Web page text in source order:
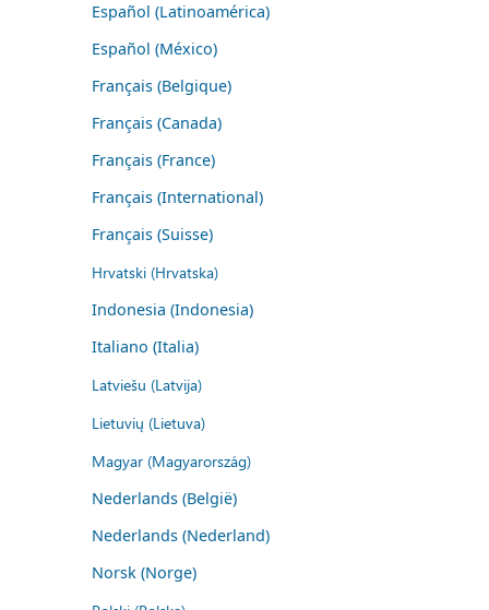
Español (Latinoamérica)
Español (México)
Français (Belgique)
Français (Canada)
Français (France)
Français (International)
Français (Suisse)
Hrvatski (Hrvatska)
Indonesia (Indonesia)
Italiano (Italia)
Latviešu (Latvija)
Lietuvių (Lietuva)
Magyar (Magyarország)
Nederlands (België)
Nederlands (Nederland)
Norsk (Norge)